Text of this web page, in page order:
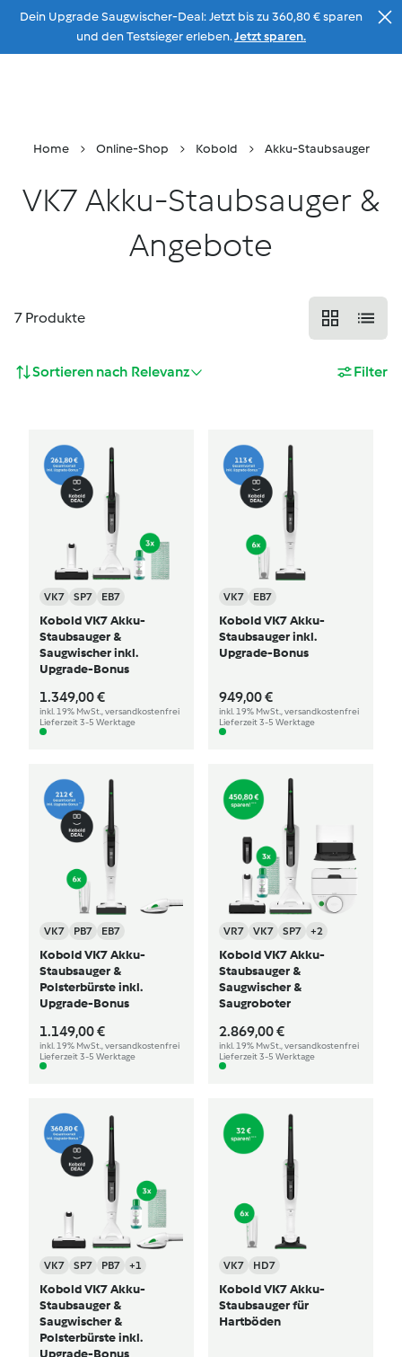
Zum Inhalt
Dein Upgrade Saugwischer-Deal: Jetzt bis zu 360,80 € sparen
und den Testsieger erleben.Jetzt sparen.
Home Online-Shop Kobold Akku-Staubsauger
VK7 Akku-Staubsauger &
Angebote
7 Produkte
Sortieren nach Relevanz Filter
VK7 SP7 EB7
Kobold VK7 Akku-
Staubsauger &
Saugwischer inkl.
Upgrade-Bonus
1.349,00 €
inkl. 19% MwSt., versandkostenfrei
Lieferzeit 3-5 Werktage
VK7 EB7
Kobold VK7 Akku-
Staubsauger inkl.
Upgrade-Bonus
949,00 €
inkl. 19% MwSt., versandkostenfrei
Lieferzeit 3-5 Werktage
VK7 PB7 EB7
Kobold VK7 Akku-
Staubsauger &
Polsterbürste inkl.
Upgrade-Bonus
1.149,00 €
inkl. 19% MwSt., versandkostenfrei
Lieferzeit 3-5 Werktage
VR7 VK7 SP7 +2
Kobold VK7 Akku-
Staubsauger &
Saugwischer &
Saugroboter
2.869,00 €
inkl. 19% MwSt., versandkostenfrei
Lieferzeit 3-5 Werktage
VK7 SP7 PB7 +1
Kobold VK7 Akku-
Staubsauger &
Saugwischer &
Polsterbürste inkl.
Upgrade-Bonus
VK7 HD7
Kobold VK7 Akku-
Staubsauger für
Hartböden